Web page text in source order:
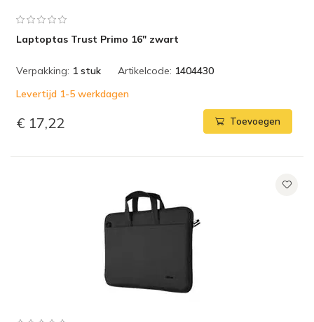
Laptoptas Trust Primo 16" zwart
Verpakking: 1 stuk Artikelcode: 1404430
Levertijd 1-5 werkdagen
€ 17,22 Toevoegen